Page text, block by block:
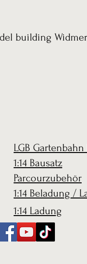
building Widmer
LGB Gartenbahn
1:14 Bausatz
Parcourzubehör
1:14 Beladung /
1:14 Ladung